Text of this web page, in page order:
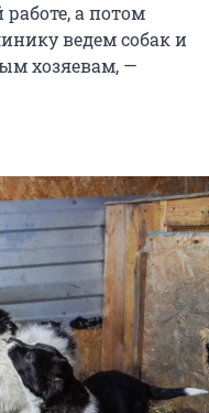
а потом
ведем собак и
хозяевам, —